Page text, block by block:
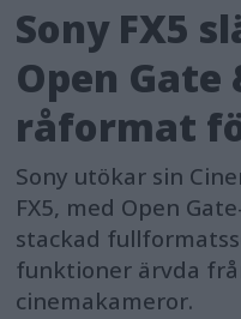
Sony FX5
Open
råformat
Sony utökar sin
FX5, med Open
stackad
funktioner ärvda
cinemakameror.